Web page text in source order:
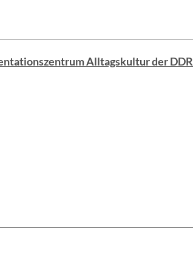
Alltagskultur der DDR